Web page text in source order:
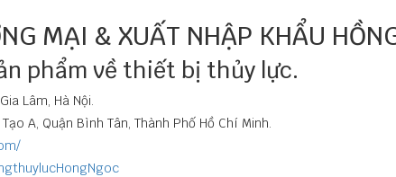
MẠI & XUẤT NHẬP KHẨU
phẩm về thiết bị thủy lực.
Lâm, Hà Nội.
A, Quận Bình Tân, Thành Phố Hồ Chí Minh.